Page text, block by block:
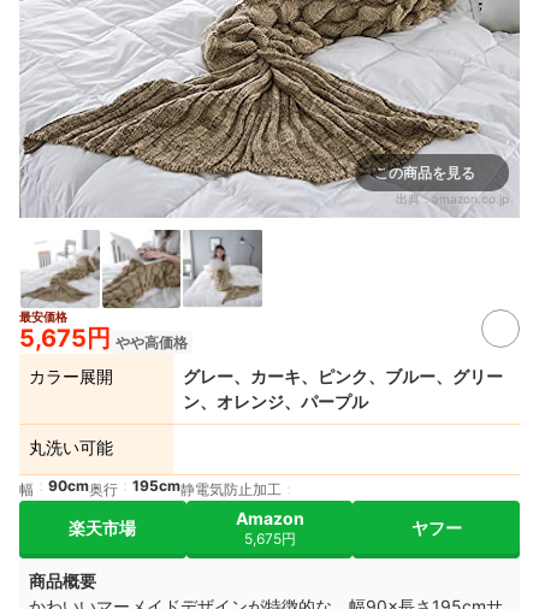
この商品を見る
出典：amazon.co.jp
最安価格
5,675円 やや高価格
カラー展開
グレー、カーキ、ピンク、ブルー、グリー
ン、オレンジ、パープル
丸洗い可能
幅 90cm奥行 195cm静電気防止加工
楽天市場 Amazon
5,675円
ヤフー
商品概要